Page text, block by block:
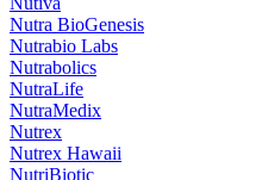
Nutra BioGenesis
Nutrabio Labs
Nutrabolics
NutraLife
NutraMedix
Nutrex
Nutrex Hawaii
NutriBiotic